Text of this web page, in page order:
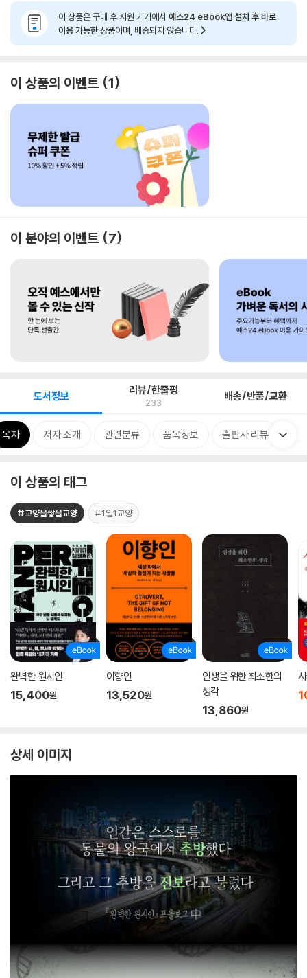
이 상품은 구매 후 지원 기기에서 예스24 eBook앱 설치 후 바로
이용 가능한 상품이며, 배송되지 않습니다.
이 상품의 이벤트 1
이 분야의 이벤트 7
도서정보 리뷰/한줄평
233 배송/반품/교환
목차 저자 소개 관련분류 품목정보 출판사 리뷰
이 상품의 태그
#교양을쌓을교양 #1일1교양
완벽한 원시인
15,400원
이향인
13,520원
인생을 위한 최소한의
생각
13,860원
상세 이미지